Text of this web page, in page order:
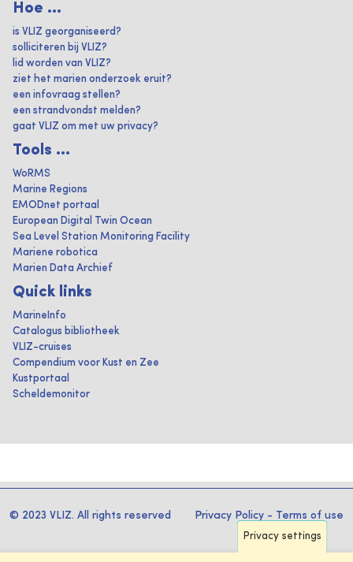
Hoe ...
is VLIZ georganiseerd?
solliciteren bij VLIZ?
lid worden van VLIZ?
ziet het marien onderzoek eruit?
een infovraag stellen?
een strandvondst melden?
gaat VLIZ om met uw privacy?
Tools ...
WoRMS
Marine Regions
EMODnet portaal
European Digital Twin Ocean
Sea Level Station Monitoring Facility
Mariene robotica
Marien Data Archief
Quick links
MarineInfo
Catalogus bibliotheek
VLIZ-cruises
Compendium voor Kust en Zee
Kustportaal
Scheldemonitor
© 2023 VLIZ. All rights reserved Privacy Policy - Terms of use
Privacy settings